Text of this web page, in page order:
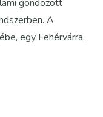
gondozott
A
egy Fehérvárra,